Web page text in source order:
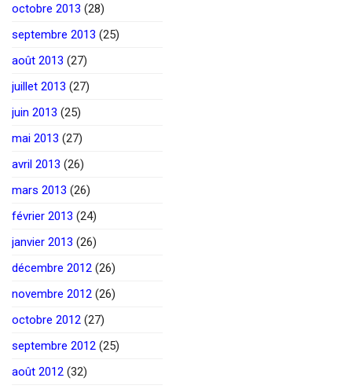
octobre 2013 (28)
septembre 2013 (25)
août 2013 (27)
juillet 2013 (27)
juin 2013 (25)
mai 2013 (27)
avril 2013 (26)
mars 2013 (26)
février 2013 (24)
janvier 2013 (26)
décembre 2012 (26)
novembre 2012 (26)
octobre 2012 (27)
septembre 2012 (25)
août 2012 (32)